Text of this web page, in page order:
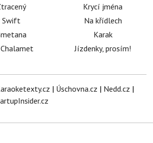
Swift
Krycí jména
Na křídlech
Karak
Jízdenky, prosím!
| Úschovna.cz | Nedd.cz |